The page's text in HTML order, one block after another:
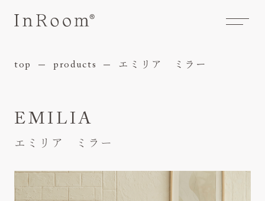
concept コンセプト
series シリーズ
category
maintenance お手入れ
top products エミリア ミラー
EMILIA
エミリア ミラー